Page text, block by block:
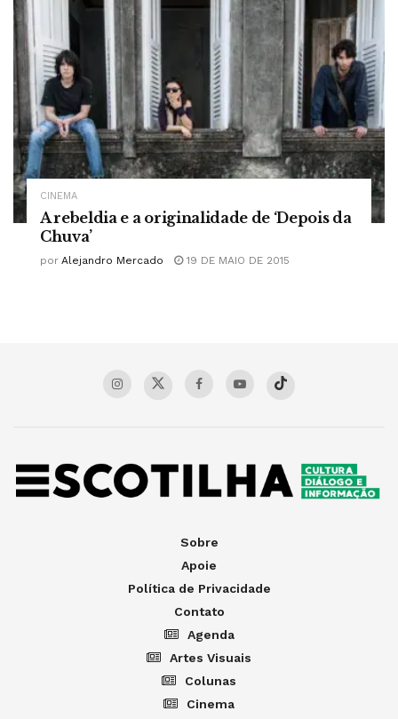
CINEMA
A rebeldia e a originalidade de ‘Depois da
Chuva’
por Alejandro Mercado 19 DE MAIO DE 2015
Sobre
Apoie
Política de Privacidade
Contato
Agenda
Artes Visuais
Colunas
Cinema